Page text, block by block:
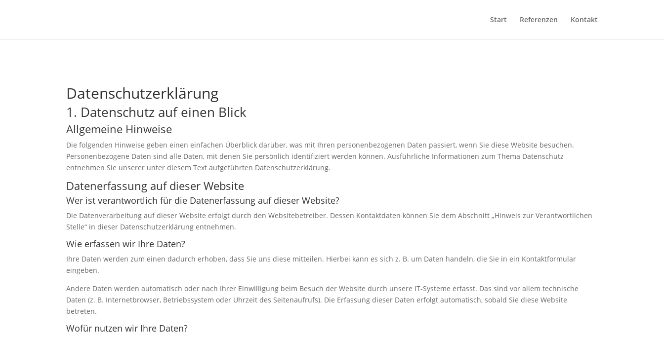
Start Referenzen Kontakt
Datenschutz­erklärung
1. Datenschutz auf einen Blick
Allgemeine Hinweise
Die folgenden Hinweise geben einen einfachen Überblick darüber, was mit Ihren personenbezogenen Daten passiert, wenn Sie diese Website besuchen.
Personenbezogene Daten sind alle Daten, mit denen Sie persönlich identifiziert werden können. Ausführliche Informationen zum Thema Datenschutz
entnehmen Sie unserer unter diesem Text aufgeführten Datenschutzerklärung.
Datenerfassung auf dieser Website
Wer ist verantwortlich für die Datenerfassung auf dieser Website?
Die Datenverarbeitung auf dieser Website erfolgt durch den Websitebetreiber. Dessen Kontaktdaten können Sie dem Abschnitt „Hinweis zur Verantwortlichen
Stelle“ in dieser Datenschutzerklärung entnehmen.
Wie erfassen wir Ihre Daten?
Ihre Daten werden zum einen dadurch erhoben, dass Sie uns diese mitteilen. Hierbei kann es sich z. B. um Daten handeln, die Sie in ein Kontaktformular
eingeben.
Andere Daten werden automatisch oder nach Ihrer Einwilligung beim Besuch der Website durch unsere IT-Systeme erfasst. Das sind vor allem technische
Daten (z. B. Internetbrowser, Betriebssystem oder Uhrzeit des Seitenaufrufs). Die Erfassung dieser Daten erfolgt automatisch, sobald Sie diese Website
betreten.
Wofür nutzen wir Ihre Daten?